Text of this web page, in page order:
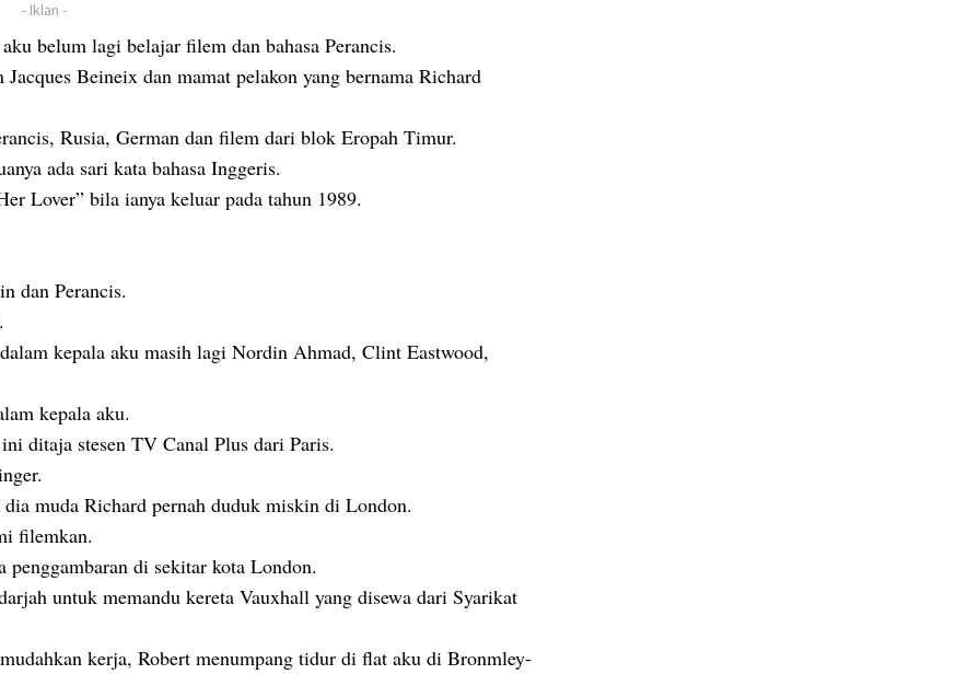
- Iklan -
belum lagi belajar filem dan bahasa Perancis.
Beineix dan mamat pelakon yang bernama Richard
Rusia, German dan filem dari blok Eropah Timur.
ada sari kata bahasa Inggeris.
Lover” bila ianya keluar pada tahun 1989.
dan Perancis.
kepala aku masih lagi Nordin Ahmad, Clint Eastwood,
kepala aku.
ditaja stesen TV Canal Plus dari Paris.
muda Richard pernah duduk miskin di London.
filemkan.
di sekitar kota London.
untuk memandu kereta Vauxhall yang disewa dari Syarikat
kerja, Robert menumpang tidur di flat aku di Bronmley-